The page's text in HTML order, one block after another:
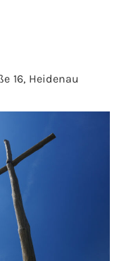
16, Heidenau